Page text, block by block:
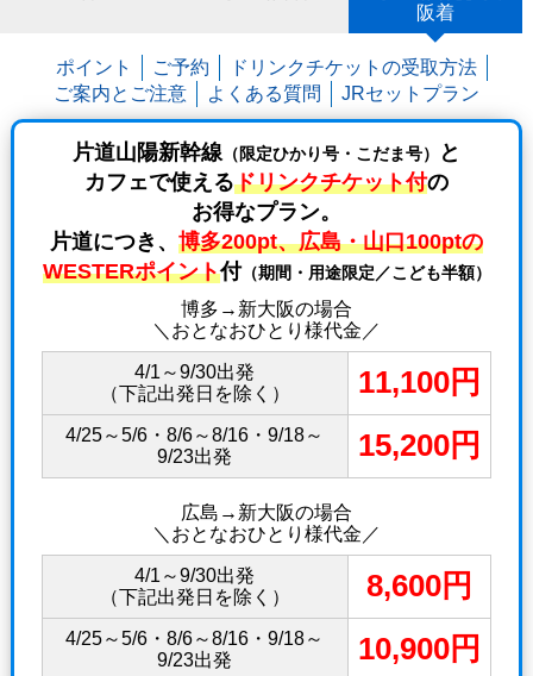
阪着
ポイント ご予約
ドリンクチケットの受取方法
ご案内とご注意
よくある質問 JRセットプラン
片道山陽新幹線 （限定ひかり号・こだま号）
と
カフェで使えるドリンクチケット付の
お得なプラン。
片道につき、 博多200pt、広島・山口100ptの
WESTERポイント付（期間・用途限定／こども半額）
博多→新大阪の場合
＼おとなおひとり様代金／
4/1～9/30出発
（下記出発日を除く）
11,100円
4/25～5/6・8/6～8/16・9/18～
9/23出発
15,200円
広島→新大阪の場合
＼おとなおひとり様代金／
4/1～9/30出発
（下記出発日を除く）
8,600円
4/25～5/6・8/6～8/16・9/18～
9/23出発
10,900円